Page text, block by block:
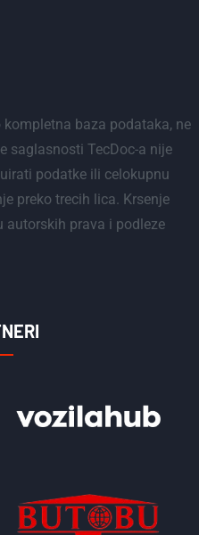
baza podataka, ne
saglasnosti TecDoc-a nije
podatke ili celokupnu
preko trecih lica. Krsenje
autorskih prava i podleze